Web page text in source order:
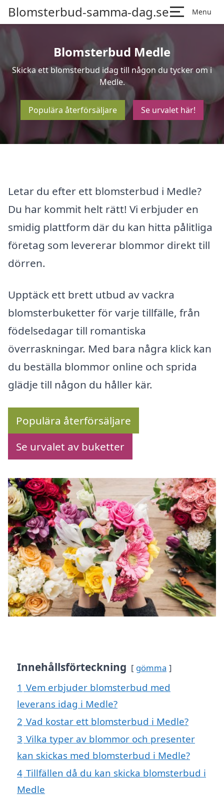
Blomsterbud-samma-dag.se Menu
Blomsterbud Medle
Skicka ett blomsterbud idag till någon du tycker om i
Medle.
Populära återförsäljare Se urvalet här!
Letar du efter ett blomsterbud i Medle?
Du har kommit helt rätt! Vi erbjuder en
smidig plattform där du kan hitta pålitliga
företag som levererar blommor direkt till
dörren.
Upptäck ett brett utbud av vackra
blomsterbuketter för varje tillfälle, från
födelsedagar till romantiska
överraskningar. Med bara några klick kan
du beställa blommor online och sprida
glädje till någon du håller kär.
Populära återförsäljare
Se urvalet av buketter
Innehållsförteckning gömma
1 Vem erbjuder blomsterbud med
leverans idag i Medle?
2 Vad kostar ett blomsterbud i Medle?
3 Vilka typer av blommor och presenter
kan skickas med blomsterbud i Medle?
4 Tillfällen då du kan skicka blomsterbud i
Medle